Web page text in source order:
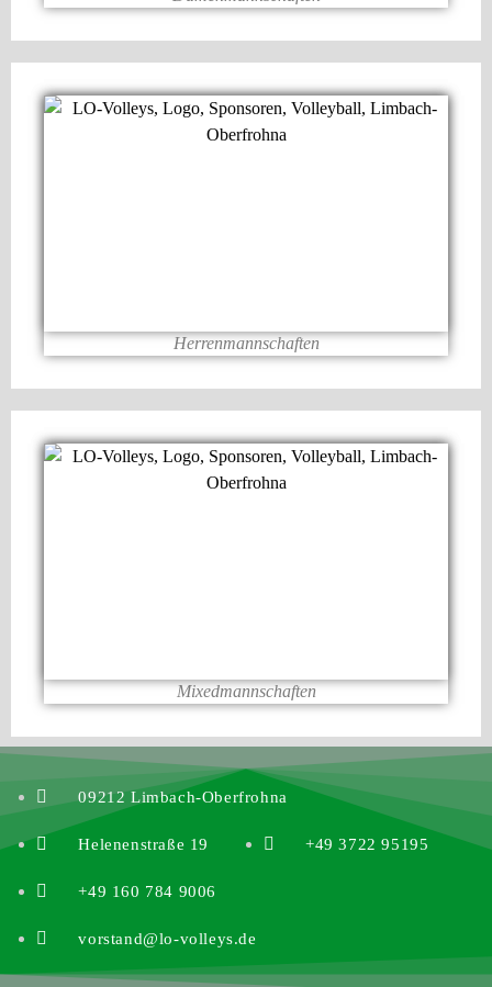
Herrenmannschaften
Mixedmannschaften
09212 Limbach-Oberfrohna
Helenenstraße 19 +49 3722 95195
+49 160 784 9006
vorstand@lo-volleys.de